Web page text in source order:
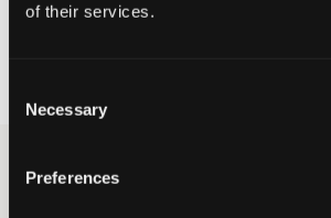
of their services.
Selection
Necessary
Preferences
Små ringar från Edblad i rostfritt stål med
Diametern är 12 mm. Ett dekorativt hjärta